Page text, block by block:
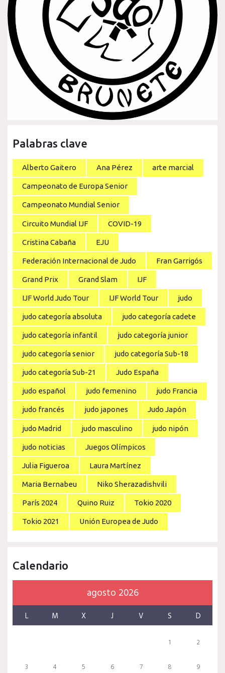
Palabras clave
Alberto Gaitero Ana Pérez arte marcial
Campeonato de Europa Senior
Campeonato Mundial Senior
Circuito Mundial IJF COVID-19
Cristina Cabaña EJU
Federación Internacional de Judo Fran Garrigós
Grand Prix Grand Slam IJF
IJF World Judo Tour IJF World Tour judo
judo categoría absoluta judo categoría cadete
judo categoría infantil judo categoría junior
judo categoría senior judo categoría Sub-18
judo categoría Sub-21 Judo España
judo español judo femenino judo Francia
judo francés judo japones Judo Japón
judo Madrid judo masculino judo nipón
judo noticias Juegos Olímpicos
Julia Figueroa Laura Martínez
Maria Bernabeu Niko Sherazadishvili
París 2024 Quino Ruiz Tokio 2020
Tokio 2021 Unión Europea de Judo
Calendario
agosto 2026
L M X J V S D
1 2
3 4 5 6 7 8 9